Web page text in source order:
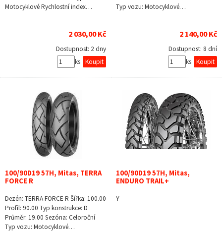
Motocyklové Rychlostní index…
2 030,00 Kč
Dostupnost: 2 dny
ks
Typ vozu: Motocyklové…
2 140,00 Kč
Dostupnost: 8 dní
ks
100/90D19 57H, Mitas, TERRA
FORCE R
Dezén: TERRA FORCE R Šířka: 100.00
Profil: 90.00 Typ konstrukce: D
Průměr: 19.00 Sezóna: Celoroční
Typ vozu: Motocyklové…
100/90D19 57H, Mitas,
ENDURO TRAIL+
Y